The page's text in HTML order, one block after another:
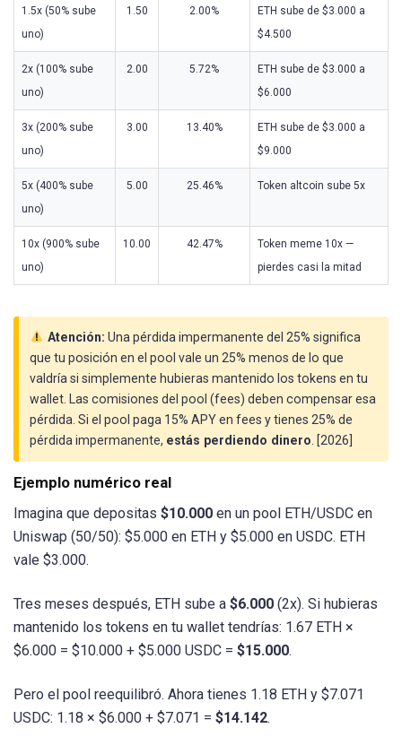
1.5x (50% sube
uno)
1.50 2.00%
ETH sube de $3.000 a
$4.500
2x (100% sube
uno)
2.00 5.72%
ETH sube de $3.000 a
$6.000
3x (200% sube
uno)
3.00 13.40%
ETH sube de $3.000 a
$9.000
5x (400% sube
uno)
5.00 25.46% Token altcoin sube 5x
10x (900% sube
uno)
10.00 42.47%
Token meme 10x —
pierdes casi la mitad
Atención: Una pérdida impermanente del 25% significa
que tu posición en el pool vale un 25% menos de lo que
valdría si simplemente hubieras mantenido los tokens en tu
wallet. Las comisiones del pool (fees) deben compensar esa
pérdida. Si el pool paga 15% APY en fees y tienes 25% de
pérdida impermanente, estás perdiendo dinero . [2026]
Ejemplo numérico real
Imagina que depositas $10.000 en un pool ETH/USDC en
Uniswap (50/50): $5.000 en ETH y $5.000 en USDC. ETH
vale $3.000.
Tres meses después, ETH sube a $6.000 (2x). Si hubieras
mantenido los tokens en tu wallet tendrías: 1.67 ETH ×
$6.000 = $10.000 + $5.000 USDC = $15.000.
Pero el pool reequilibró. Ahora tienes 1.18 ETH y $7.071
USDC: 1.18 × $6.000 + $7.071 = $14.142.